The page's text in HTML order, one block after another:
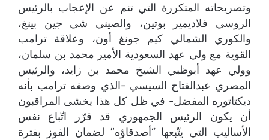
وتصريحاته المتكررة التي تنم عن الإعجاب بالرئيس
الروسي فلاديمير بوتين، والصيني شي جين بينغ،
والكوري الشمالي كيم جونغ أون، وعلاقة ترامب
القوية مع ولي عهد السعودية الأمير محمد بن سلمان،
وولي عهد أبوظبي الشيخ محمد بن زايد، والرئيس
المصري عبدالفتاح السيسي -الذي وصفه ترامب بأنه
ديكتاتوره المفضل- في ظل كل هذا يخشى المراقبون
أن يكون الرئيس الجمهوري قد قرّر اتّباع نفس
الأساليب التي يتّبعها “أصدقاؤه” لضمان الفوز بفترة